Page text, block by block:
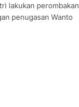
lakukan perombakan
penugasan Wanto